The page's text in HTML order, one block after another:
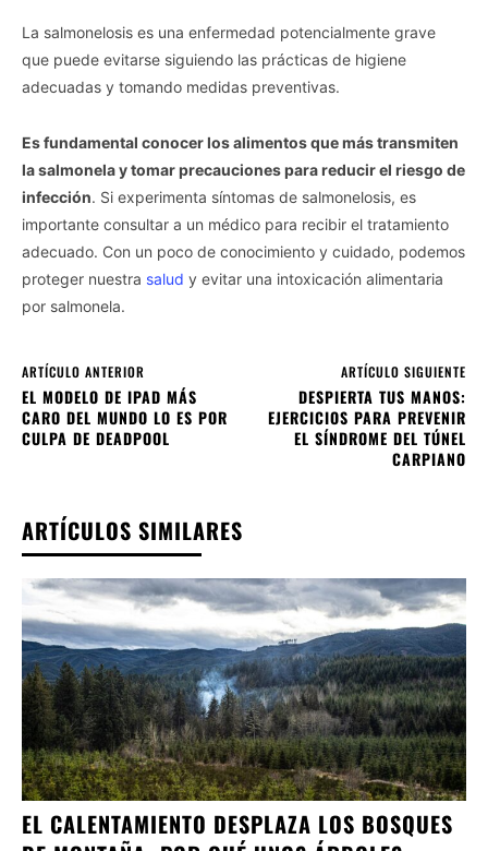
La salmonelosis es una enfermedad potencialmente grave
que puede evitarse siguiendo las prácticas de higiene
adecuadas y tomando medidas preventivas.
Es fundamental conocer los alimentos que más transmiten
la salmonela y tomar precauciones para reducir el riesgo de
infección. Si experimenta síntomas de salmonelosis, es
importante consultar a un médico para recibir el tratamiento
adecuado. Con un poco de conocimiento y cuidado, podemos
proteger nuestra salud y evitar una intoxicación alimentaria
por salmonela.
ARTÍCULO ANTERIOR
EL MODELO DE IPAD MÁS
CARO DEL MUNDO LO ES POR
CULPA DE DEADPOOL
ARTÍCULO SIGUIENTE
DESPIERTA TUS MANOS:
EJERCICIOS PARA PREVENIR
EL SÍNDROME DEL TÚNEL
CARPIANO
ARTÍCULOS SIMILARES
EL CALENTAMIENTO DESPLAZA LOS BOSQUES